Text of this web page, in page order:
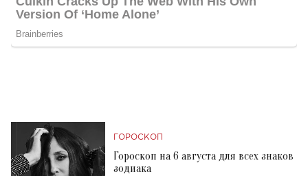
ГОРОСКОП
Гороскоп на 6 августа для всех знаков
зодиака